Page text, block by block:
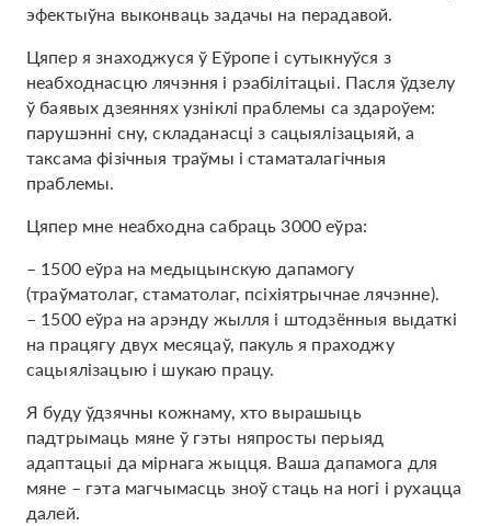
эфектыўна выконваць задачы на перадавой.
Цяпер я знаходжуся ў Еўропе і сутыкнуўся з
неабходнасцю лячэння і рэабілітацыі. Пасля ўдзелу
ў баявых дзеяннях узніклі праблемы са здароўем:
парушэнні сну, складанасці з сацыялізацыяй, а
таксама фізічныя траўмы і стаматалагічныя
праблемы.
Цяпер мне неабходна сабраць 3000 еўра:
– 1500 еўра на медыцынскую дапамогу
(траўматолаг, стаматолаг, псіхіятрычнае лячэнне).
– 1500 еўра на арэнду жылля і штодзённыя выдаткі
на працягу двух месяцаў, пакуль я праходжу
сацыялізацыю і шукаю працу.
Я буду ўдзячны кожнаму, хто вырашыць
падтрымаць мяне ў гэты няпросты перыяд
адаптацыі да мірнага жыцця. Ваша дапамога для
мяне – гэта магчымасць зноў стаць на ногі і рухацца
далей.